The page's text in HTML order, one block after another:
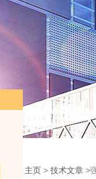
置： 主页> 技术文章>